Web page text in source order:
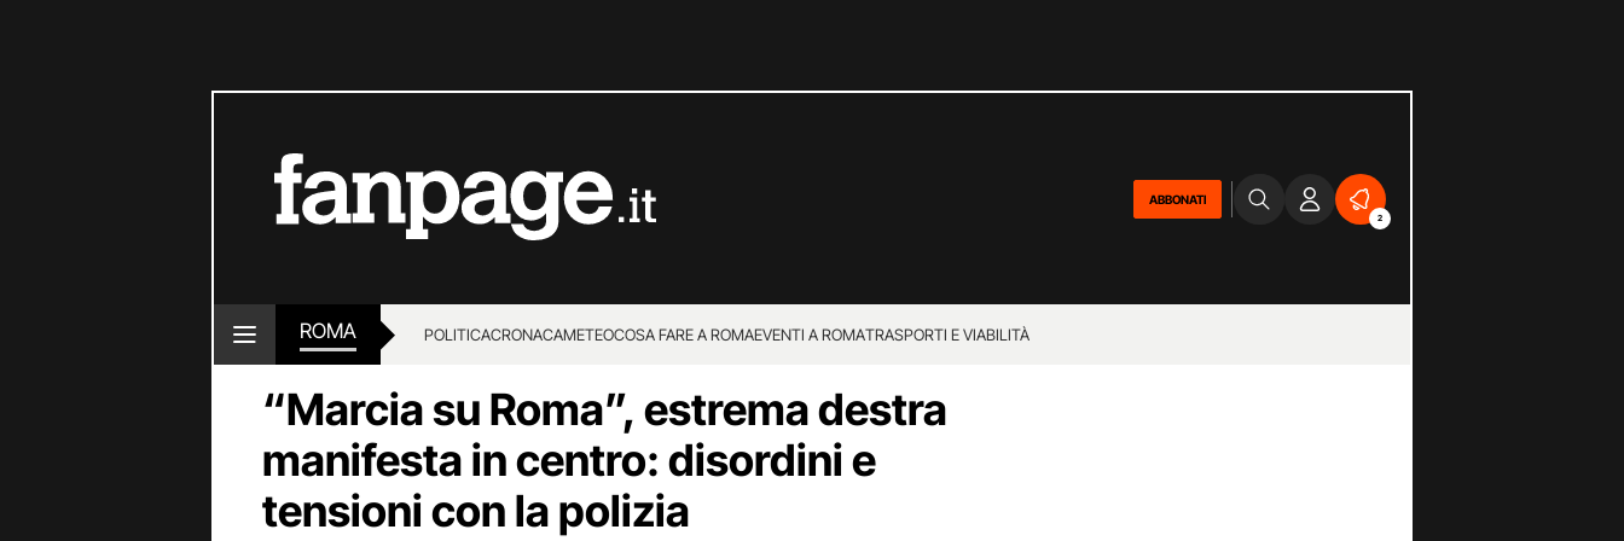
ABBONATI
2
ROMA POLITICACRONACAMETEOCOSA FARE A ROMAEVENTI A ROMATRASPORTI E VIABILITÀ
“Marcia su Roma”, estrema destra
manifesta in centro: disordini e
tensioni con la polizia